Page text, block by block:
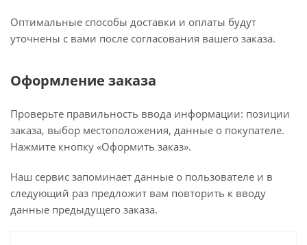
Оптимальные способы доставки и оплаты будут
уточнены с вами после согласования вашего заказа.
Оформление заказа
Проверьте правильность ввода информации: позиции
заказа, выбор местоположения, данные о покупателе.
Нажмите кнопку «Оформить заказ».
Наш сервис запоминает данные о пользователе и в
следующий раз предложит вам повторить к вводу
данные предыдущего заказа.